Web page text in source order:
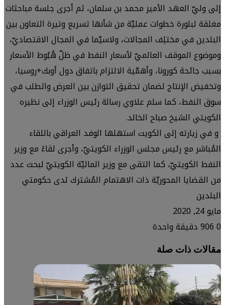
إلى وليّ العهد الأمير محمد بن سلمان، ثم أجرى جلسة مباحثات
مغلقة لبلورة خطوات عمليّة من شأنها تسريع وتيرة التعاون بين
البلدين في مختلِف المجالات، ولاسيّما في المجال الاقتصاديّ،
وموضوع الموقف العالميّ لأسعار النفط في ظلّ هُبُوط الأسعار
بسبب جائحة كورونا، وأهمّية الالتزام باتفاق دول أوبك+روسيا،
وتخفيض الإنتاج لضمان تحقيق التوازن بين العرض والطلب في
سوق النفط، كما سلم علاوي رسالة رئيس الوزراء إلى نظيره
الكويتي الشيخ صباح الخالد.
و في زيارته إلى الكويت استهلها الوفد العراقي باللقاء
المُباشر مع رئيس مجلس الوزراء الكويتيّ، وأجرى لقاءً مع وزير
النفط الكويتيّ، كما التقى مع وزير الماليّة الكويتيّ لبحث عدد
من القضايا المحوريّة ذات الاهتمام المُشترك لدى حكومتي
البلدين
مايو 24, 2020
0
دقيقة واحدة
مقالات ذات صلة